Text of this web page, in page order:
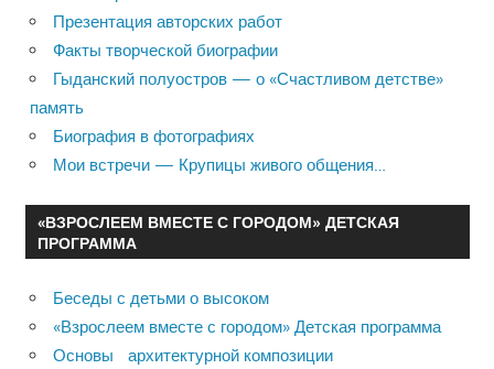
Презентация авторских работ
Факты творческой биографии
Гыданский полуостров — о «Счастливом детстве»
память
Биография в фотографиях
Мои встречи — Крупицы живого общения…
«ВЗРОСЛЕЕМ ВМЕСТЕ С ГОРОДОМ» ДЕТСКАЯ
ПРОГРАММА
Беседы с детьми о высоком
«Взрослеем вместе с городом» Детская программа
Основы архитектурной композиции